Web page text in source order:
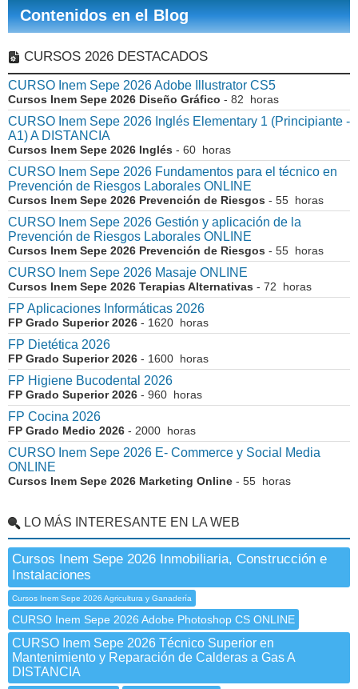
Contenidos en el Blog
CURSOS 2026 DESTACADOS
CURSO Inem Sepe 2026 Adobe Illustrator CS5
Cursos Inem Sepe 2026 Diseño Gráfico - 82 horas
CURSO Inem Sepe 2026 Inglés Elementary 1 (Principiante -
A1) A DISTANCIA
Cursos Inem Sepe 2026 Inglés - 60 horas
CURSO Inem Sepe 2026 Fundamentos para el técnico en
Prevención de Riesgos Laborales ONLINE
Cursos Inem Sepe 2026 Prevención de Riesgos - 55 horas
CURSO Inem Sepe 2026 Gestión y aplicación de la
Prevención de Riesgos Laborales ONLINE
Cursos Inem Sepe 2026 Prevención de Riesgos - 55 horas
CURSO Inem Sepe 2026 Masaje ONLINE
Cursos Inem Sepe 2026 Terapias Alternativas - 72 horas
FP Aplicaciones Informáticas 2026
FP Grado Superior 2026 - 1620 horas
FP Dietética 2026
FP Grado Superior 2026 - 1600 horas
FP Higiene Bucodental 2026
FP Grado Superior 2026 - 960 horas
FP Cocina 2026
FP Grado Medio 2026 - 2000 horas
CURSO Inem Sepe 2026 E- Commerce y Social Media
ONLINE
Cursos Inem Sepe 2026 Marketing Online - 55 horas
LO MÁS INTERESANTE EN LA WEB
Cursos Inem Sepe 2026 Inmobiliaria, Construcción e
Instalaciones
Cursos Inem Sepe 2026 Agricultura y Ganadería
CURSO Inem Sepe 2026 Adobe Photoshop CS ONLINE
CURSO Inem Sepe 2026 Técnico Superior en
Mantenimiento y Reparación de Calderas a Gas A
DISTANCIA